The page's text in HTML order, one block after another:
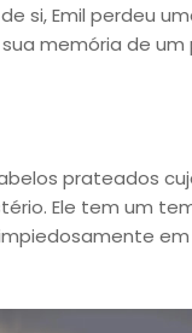
si, Emil perdeu
memória de um
prateados
Ele tem um
em